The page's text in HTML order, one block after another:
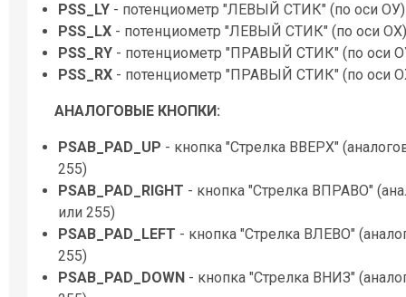
PSS_LY - потенциометр "ЛЕВЫЙ СТИК" (по оси ОУ)
PSS_LX - потенциометр "ЛЕВЫЙ СТИК" (по оси ОХ)
PSS_RY - потенциометр "ПРАВЫЙ СТИК" (по оси
PSS_RX - потенциометр "ПРАВЫЙ СТИК" (по оси
АНАЛОГОВЫЕ КНОПКИ:
PSAB_PAD_UP - кнопка "Стрелка ВВЕРХ"
255)
PSAB_PAD_RIGHT - кнопка "Стрелка ВПРАВО"
или 255)
PSAB_PAD_LEFT - кнопка "Стрелка ВЛЕВО"
255)
PSAB_PAD_DOWN - кнопка "Стрелка ВНИЗ"